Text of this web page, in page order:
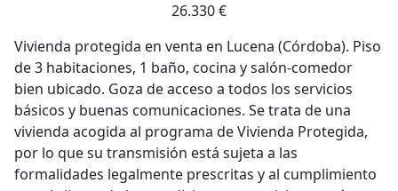
26.330 €
Vivienda protegida en venta en Lucena (Córdoba). Piso
de 3 habitaciones, 1 baño, cocina y salón-comedor
bien ubicado. Goza de acceso a todos los servicios
básicos y buenas comunicaciones. Se trata de una
vivienda acogida al programa de Vivienda Protegida,
por lo que su transmisión está sujeta a las
formalidades legalmente prescritas y al cumplimiento